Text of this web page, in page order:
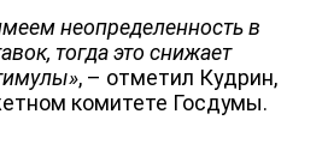
неопределенность в
тогда это снижает
, – отметил Кудрин,
комитете Госдумы.